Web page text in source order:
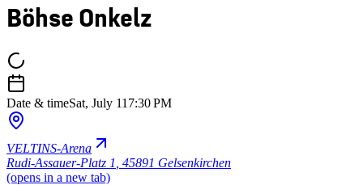
Böhse Onkelz
Date & timeSat, July 11 7:30 PM
VELTINS-Arena
Rudi-Assauer-Platz 1 45891 Gelsenkirchen
(opens in a new tab)